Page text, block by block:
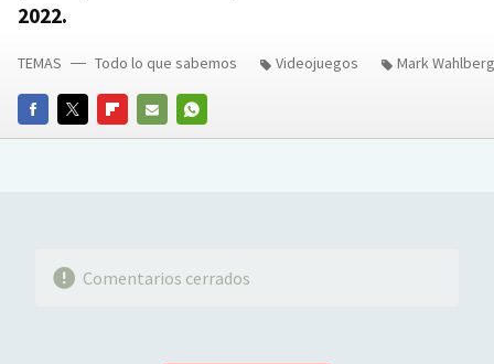
2022.
FACEBOOKTWITTERFLIPBOARD
E-
WHATSAPP
TEMAS Todo lo que sabemos Videojuegos Mark Wahlberg
Comentarios cerrados